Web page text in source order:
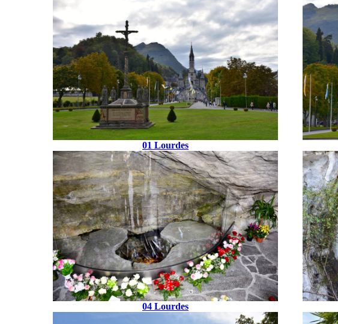
01 Lourdes
04 Lourdes